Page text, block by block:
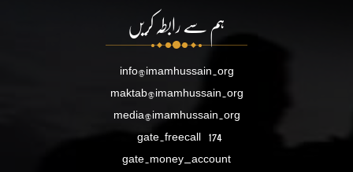
ہم سے رابطہ کریں
info@imamhussain.org
maktab@imamhussain.org
media@imamhussain.org
gate.freecall 174
gate.money_account